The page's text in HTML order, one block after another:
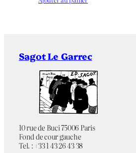
Sagot Le Garrec
10 rue de Buci 75006 Paris
Fond de cour gauche
Tel. : +33 1 43 26 43 38